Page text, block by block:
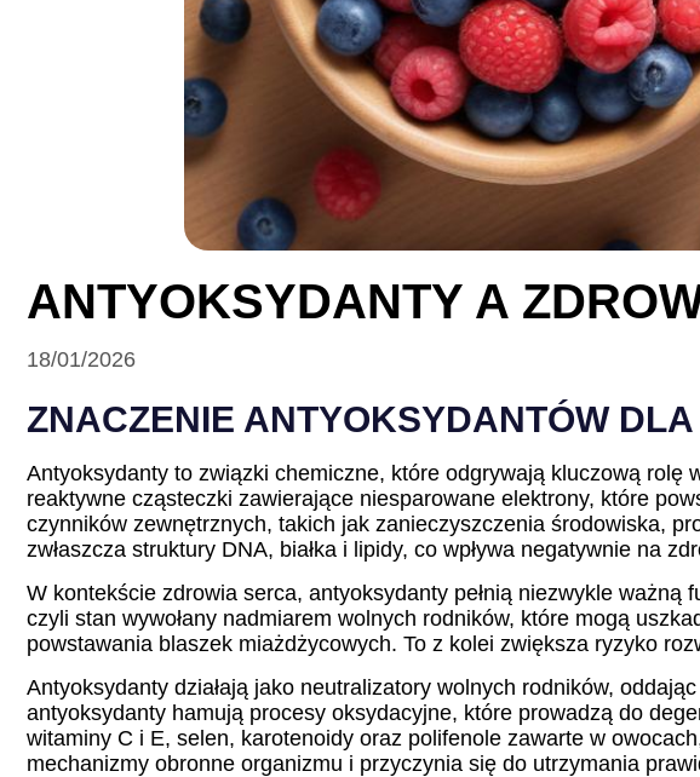
ANTYOKSYDANTY A
18/01/2026
ZNACZENIE ANTYOKSYDANTÓW
Antyoksydanty to związki chemiczne, które odgrywają kluczową rolę
reaktywne cząsteczki zawierające niesparowane elektrony, które
czynników zewnętrznych, takich jak zanieczyszczenia środowiska,
zwłaszcza struktury DNA, białka i lipidy, co wpływa negatywnie na
W kontekście zdrowia serca, antyoksydanty pełnią niezwykle
czyli stan wywołany nadmiarem wolnych rodników, które mogą
powstawania blaszek miażdżycowych. To z kolei zwiększa ryzyko
Antyoksydanty działają jako neutralizatory wolnych rodników,
antyoksydanty hamują procesy oksydacyjne, które prowadzą do
witaminy C i E, selen, karotenoidy oraz polifenole zawarte w
mechanizmy obronne organizmu i przyczynia się do utrzymania